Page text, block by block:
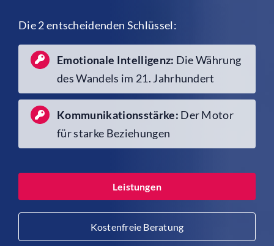
Die 2 entscheidenden Schlüssel:
Emotionale Intelligenz: Die Währung
des Wandels im 21. Jahrhundert
Kommunikationsstärke: Der Motor
für starke Beziehungen
Leistungen
Kostenfreie Beratung